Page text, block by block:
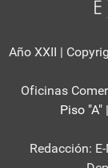
Año XXII |
Oficinas
Piso
Redacción: